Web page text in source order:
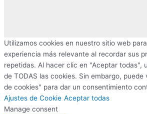
Utilizamos cookies en nuestro sitio web
experiencia más relevante al recordar sus
repetidas. Al hacer clic en "Aceptar todas",
de TODAS las cookies. Sin embargo,
de cookies" para dar un consentimiento
Ajustes de Cookie Aceptar todas
Manage consent